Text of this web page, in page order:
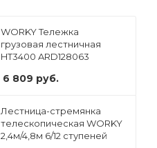
WORKY Тележка
грузовая лестничная
HT3400 ARD128063
6 809 руб.
Лестница-стремянка
телескопическая WORKY
2,4м/4,8м 6/12 ступеней